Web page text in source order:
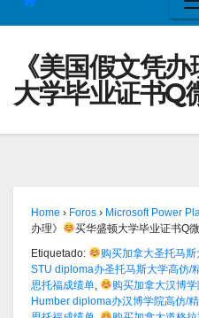
《美国假文凭办
大学毕业证书Q
Home › Foros › Microsoft Power
办理》
买华盛顿大学毕业证书Q
Etiquetado:
购买加拿大圣托马
STU diploma办圣托马斯大学高仿/
思托福成绩单,
购买加拿大汉博
Humber diploma办汉博学院高仿/